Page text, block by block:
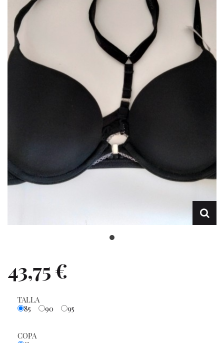
Lencería
Prendas moldeadoras
Hombre
Ortopedia
43,75 €
TALLA
85
90 95
COPA